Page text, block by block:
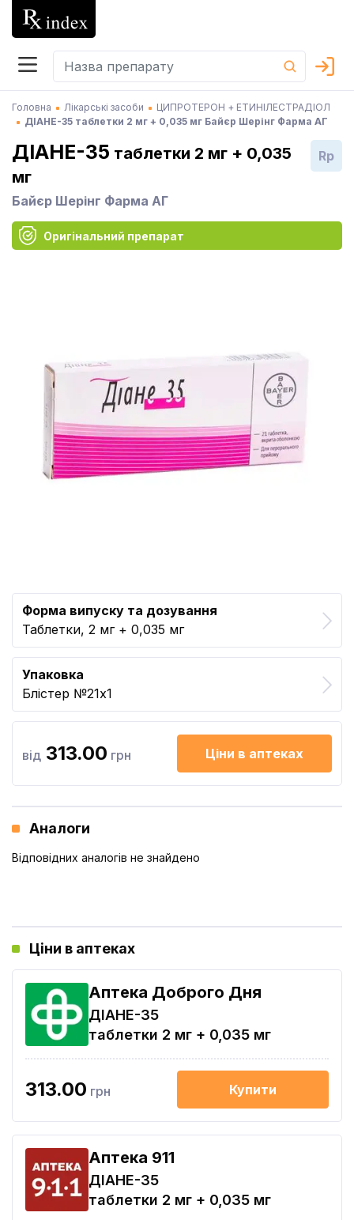
Головна Лікарські засоби
ЦИПРОТЕРОН + ЕТИНІЛЕСТРАДІОЛ
ДІАНЕ-35 таблетки 2 мг + 0,035 мг Байєр Шерінг Фарма АГ
ДІАНЕ-35 таблетки 2 мг + 0,035
мг
Байєр Шерінг Фарма АГ
Rp
Оригінальний препарат
Форма випуску та дозування
Таблетки, 2 мг + 0,035 мг
Упаковка
Блістер №21x1
від 313.00 грн Ціни в аптеках
Аналоги
Відповідних аналогів не знайдено
Ціни в аптеках
Аптека Доброго Дня
ДІАНЕ-35
таблетки 2 мг + 0,035 мг
313.00 грн Купити
Aптека 911
ДІАНЕ-35
таблетки 2 мг + 0,035 мг